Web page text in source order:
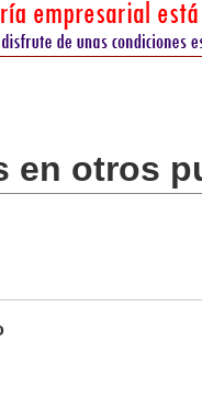
en otros